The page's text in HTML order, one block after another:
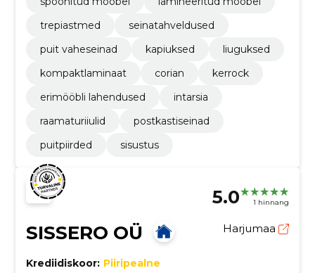
trepiastmed
seinatahveldused
puit vaheseinad
kapiuksed
liuguksed
kompaktlaminaat
corian
kerrock
erimööbli lahendused
intarsia
raamaturiiulid
postkastiseinad
puitpiirded
sisustus
5.0 1 hinnang
SISSERO OÜ Harjumaa
Krediidiskoor: Piiripealne